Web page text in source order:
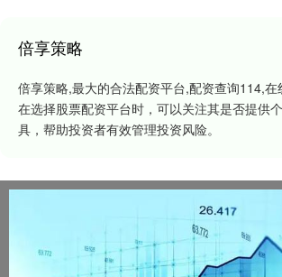
倍享策略
倍享策略,最大的合法配资平台,配资查询114,
在选择股票配资平台时，可以关注其是否提供
具，帮助投资者有效管理投资风险。